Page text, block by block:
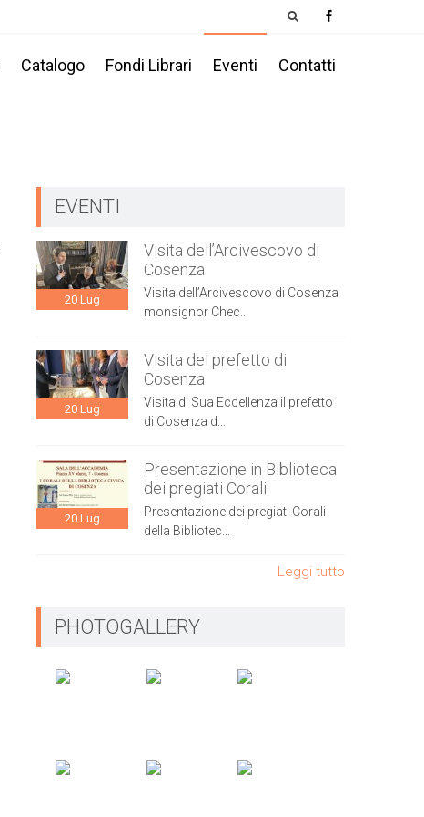
Catalogo Fondi Librari Eventi Contatti
EVENTI
20 Lug
Visita dell’Arcivescovo di
Cosenza
Visita dell’Arcivescovo di Cosenza
monsignor Chec...
20 Lug
Visita del prefetto di
Cosenza
Visita di Sua Eccellenza il prefetto
di Cosenza d...
20 Lug
Presentazione in Biblioteca
dei pregiati Corali
Presentazione dei pregiati Corali
della Bibliotec...
Leggi tutto
PHOTOGALLERY